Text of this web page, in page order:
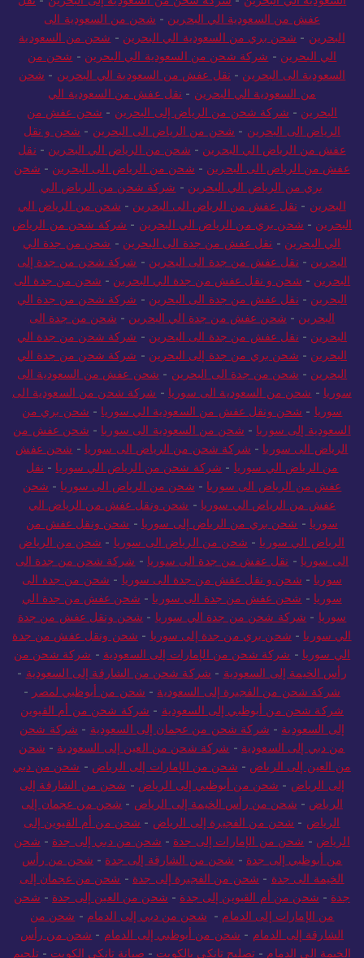
السعودية الي البحرين - شركة شحن من السعودية إلى البحرين - نقل
عفش من السعودية الي البحرين -شحن من السعودية الى
البحرين -شحن بري من السعودية الي البحرين -شحن من السعودية
الي البحرين -شركة شحن من السعودية الي البحرين -شحن من
السعودية الى البحرين -نقل عفش من السعودية الي البحرين -شحن
من السعودية الي البحرين -نقل عفش من السعودية الي
البحرين -شركة شحن من الرياض إلى البحرين - شحن عفش من
الرياض الى البحرين - شحن من الرياض الى البحرين - شحن و نقل
عفش من الرياض الي البحرين -شحن من الرياض الي البحرين -نقل
عفش من الرياض الى البحرين -شحن من الرياض الى البحرين -شحن
بري من الرياض الي البحرين -شركة شحن من الرياض الي
البحرين -نقل عفش من الرياض الى البحرين -شحن من الرياض الي
البحرين -شحن بري من الرياض الي البحرين -شركة شحن من الرياض
الي البحرين -نقل عفش من جدة الى البحرين -شحن من جدة الي
البحرين -نقل عفش من جدة الى البحرين -شركة شحن من جدة إلى
البحرين -شحن و نقل عفش من جدة الي البحرين -شحن من جدة الى
البحرين -نقل عفش من جدة الى البحرين -شركة شحن من جدة الي
البحرين -شحن عفش من جدة الي البحرين -شحن من جدة الى
البحرين -نقل عفش من جدة الى البحرين -شركة شحن من جدة الي
البحرين -شحن بري من جدة إلى البحرين -شركة شحن من جدة الي
البحرين -شحن من جدة الى البحرين - شحن عفش من السعودية الى
سوريا-شحن من السعودية الى سوريا-شركة شحن من السعودية الى
سوريا-شحن ونقل عفش من السعودية الي سوريا- شحن بري من
السعودية إلى سوريا-شحن من السعودية الى سوريا-شحن عفش من
الرياض الى سوريا-شركة شحن من الرياض الى سوريا -شحن عفش
من الرياض الي سوريا-شركة شحن من الرياض الي سوريا-نقل
عفش من الرياض الى سوريا-شحن من الرياض الى سوريا- شحن
عفش من الرياض الي سوريا -شحن ونقل عفش من الرياض الي
سوريا-شحن بري من الرياض إلى سوريا-شحن ونقل عفش من
الرياض الي سوريا-شحن من الرياض الى سوريا-شحن من الرياض
الى سوريا-نقل عفش من جدة الى سوريا -شركة شحن من جدة الى
سوريا-شحن و نقل عفش من جدة الى سوريا- شحن من جدة الى
سوريا-شحن عفش من جدة الى سوريا-شحن عفش من جدة الي
سوريا-شركة شحن من جدة الي سوريا-شحن ونقل عفش من جدة
الي سوريا-شحن بري من جدة إلى سوريا- شحن ونقل عفش من جدة
الي سوريا -شركة شحن من الإمارات إلى السعودية-شركة شحن من
رأس الخيمة إلى السعودية- شركة شحن من الشارقة إلى السعودية-
شركة شحن من الفجيرة إلى السعودية-شحن من أبوظبي لمصر-
شركة شحن من أبوظبي إلى السعودية- شركة شحن من أم القيوين
إلى السعودية-شركة شحن من عجمان إلى السعودية- شركة شحن
من دبي إلى السعودية -شركة شحن من العين إلى السعودية-شحن
من العين إلى الرياض -شحن من الإمارات إلى الرياض -شحن من دبي
إلى الرياض -شحن من أبوظبي إلى الرياض -شحن من الشارقة إلى
الرياض -شحن من رأس الخيمة إلى الرياض -شحن من عجمان إلى
الرياض -شحن من الفجيرة إلى الرياض -شحن من أم القيوين إلى
الرياض -شحن من الإمارات إلى جدة-شحن من دبي إلى جدة-شحن
من أبوظبي إلى جدة -شحن من الشارقة إلى جدة- شحن من رأس
الخيمة الى جدة-شحن من الفجيرة إلى جدة-شحن من عجمان إلى
جدة-شحن من أم القيوين إلى جدة-شحن من العين إلى جدة-شحن
من الإمارات إلى الدمام -شحن من دبي إلى الدمام -شحن من
الشارقة إلى الدمام - شحن من أبوظبي إلى الدمام -شحن من رأس